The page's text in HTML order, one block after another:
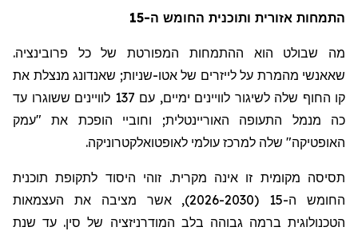
התמחות אזורית ותוכנית החומש ה-15
מה שבולט הוא ההתמחות המפורטת של כל פרובינציה.
שאאנשי מהמרת על לייזרים שלאטו-שניות; שאנדונג מנצלת את
קו החוף שלה לשיגור לוויינים ימיים, עם 137 לוויינים ששוגרו עד
כה מנמל התעופה האוריינטלית; וחוביי הופכת את "עמק
האופטיקה" שלה למרכז עולמי לאופטואלקטרוניקה.
תסיסה מקומית זו אינה מקרית. זוהי היסוד לתקופת תוכנית
החומש ה-15 (2026-2030), אשר מציבה את העצמאות
הטכנולוגית ברמה גבוהה בלב המודרניזציה של סין. עד שנת